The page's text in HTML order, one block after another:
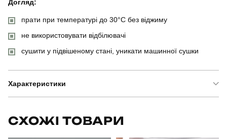
Догляд:
прати при температурі до 30°C без віджиму
не використовувати відбілювачі
сушити у підвішеному стані, уникати машинної сушки
Характеристики
СХОЖІ ТОВАРИ